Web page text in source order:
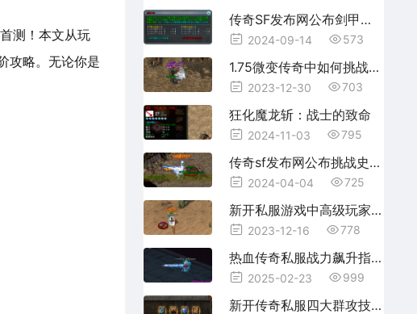
测！本文从玩
攻略。无论你是
传奇SF发布网公布剑甲觉醒的必备条件
2024-09-14 573
1.75微变传奇中如何挑战双头岛的Boss
2023-12-30 703
狂化魔龙斩：战士的致命
2024-11-03 795
传奇sf发布网公布挑战史王殿攻略
2024-04-04 725
新开私服游戏中高级玩家都是在哪里挂机的？
2023-12-16 778
热血传奇私服战力飙升指南：老司机实测八大逆天法则
2025-02-23 999
新开传奇私服四大群攻技能全解析